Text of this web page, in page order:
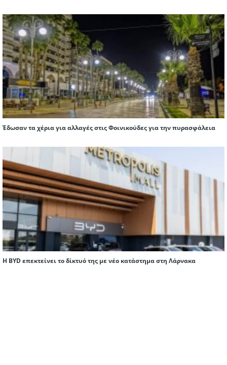
Έδωσαν τα χέρια για αλλαγές στις Φοινικούδες για την πυρασφάλεια
Η BYD επεκτείνει το δίκτυό της με νέο κατάστημα στη Λάρνακα